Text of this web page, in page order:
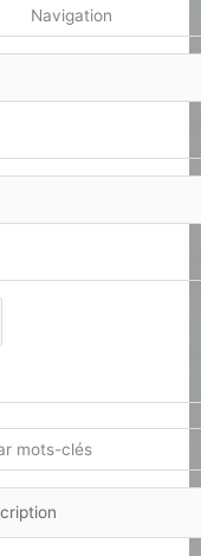
Navigation
mots-clés